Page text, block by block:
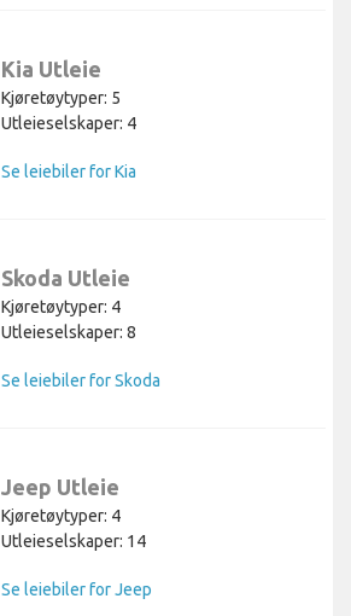
Kia Utleie
Kjøretøytyper: 5
Utleieselskaper: 4
Se leiebiler for Kia
Skoda Utleie
Kjøretøytyper: 4
Utleieselskaper: 8
Se leiebiler for Skoda
Jeep Utleie
Kjøretøytyper: 4
Utleieselskaper: 14
Se leiebiler for Jeep